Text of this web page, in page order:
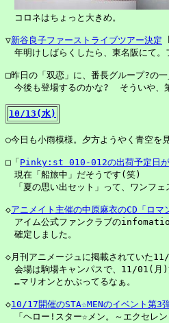
コロネはちょっと大きめ。
▽新谷良子ファーストライブツアー決定
年明けしばらくしたら、東名阪にて。
□昨日の「双恋」に、番長グループ?の
今後も登場するのかな?  そういや、
10/13(水)
○今日も小雨模様。夕方ようやく青空を
□「 Pinky:st 010-012の出荷予定日が
現在「船旅中」だそうです(笑)
「夏の思い出セット」って、ワンフ
◇アニメイト主催の中原麻衣のCD「ロ
アイム公式ファンクラブの
確定しました。
◇月刊アニメージュに掲載されていた
会場は駒場キャンパスで、11/01(月)
…マリオンとかぶってるなぁ。
◇10/17開催のSTA☆MENのイベント第3
「ヘロー!スター☆メン。～エクセレン